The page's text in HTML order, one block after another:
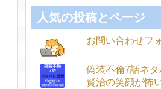
人気の投稿とページ
お問い合わせフ
偽装不倫7話ネ
賢治の笑顔が怖